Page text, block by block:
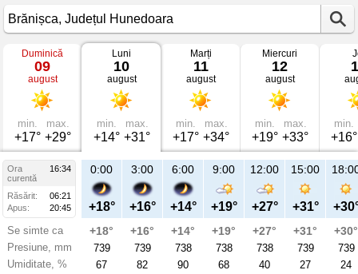
Vremea
Brănișca
mâine
Județul
Hunedoara
Duminică
09
august
min.
+17°
max.
+29°
Luni
10
august
min.
+14°
max.
+31°
Marți
11
august
min.
+17°
max.
+34°
Miercuri
12
august
min.
+19°
max.
+33°
min.
+16°
Ora
16:34
curentă
Răsărit:
06:21
Apus:
20:45
Se simte ca
Presiune, mm
Umiditate, %
21:00
+23°
+23°
739
45
Lu
aug
0:00
+18°
+18°
739
67
3:00
+16°
+16°
739
82
6:00
+14°
+14°
738
90
9:00
+19°
+19°
738
68
12:00
+27°
+27°
738
40
15:00
+31°
+31°
739
27
+30°
739
24